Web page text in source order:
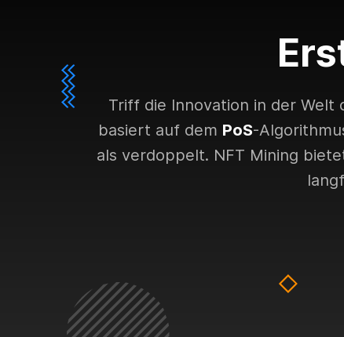
Triff die Innovation in der Welt
basiert auf dem PoS-
als verdoppelt. NFT Mining